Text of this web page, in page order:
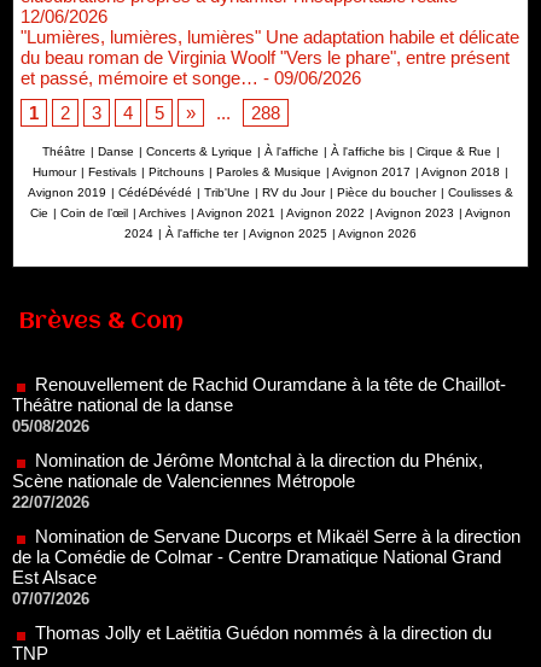
12/06/2026
"Lumières, lumières, lumières" Une adaptation habile et délicate
du beau roman de Virginia Woolf "Vers le phare", entre présent
et passé, mémoire et songe… - 09/06/2026
1
2 3 4 5 » ... 288
Théâtre | Danse | Concerts & Lyrique | À l'affiche | À l'affiche bis | Cirque & Rue |
Humour | Festivals | Pitchouns | Paroles & Musique | Avignon 2017 | Avignon 2018 |
Avignon 2019 | CédéDévédé | Trib'Une | RV du Jour | Pièce du boucher | Coulisses &
Cie | Coin de l’œil | Archives | Avignon 2021 | Avignon 2022 | Avignon 2023 | Avignon
2024 | À l'affiche ter | Avignon 2025 | Avignon 2026
Brèves & Com
Renouvellement de Rachid Ouramdane à la tête de Chaillot-
Nomination de Jérôme Montchal à la direction du Phénix,
Scène nationale de Valenciennes Métropole
Nomination de Servane Ducorps et Mikaël Serre à la direction
de la Comédie de Colmar - Centre Dramatique National Grand
07/07/2026
Thomas Jolly et Laëtitia Guédon nommés à la direction du
TNP
Fonds SACD Théâtre : les lauréats 2026